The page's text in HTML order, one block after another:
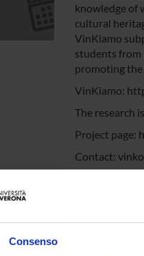
Consenso
knowledge of
cultural
VinKiamo
students from
promoting the
VinKiamo:
The research
Project page:
Contact: